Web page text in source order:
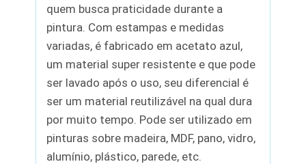
quem busca praticidade durante a
pintura. Com estampas e medidas
variadas, é fabricado em acetato azul,
um material super resistente e que pode
ser lavado após o uso, seu diferencial é
ser um material reutilizável na qual dura
por muito tempo. Pode ser utilizado em
pinturas sobre madeira, MDF, pano, vidro,
alumínio, plástico, parede, etc.